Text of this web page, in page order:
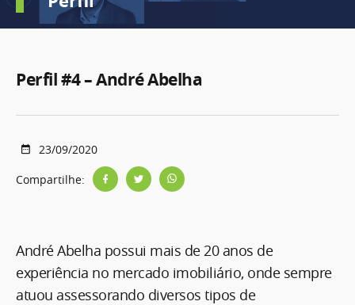
Perfil #4 – André Abelha
23/09/2020
Compartilhe:
André Abelha possui mais de 20 anos de
experiência no mercado imobiliário, onde sempre
atuou assessorando diversos tipos de